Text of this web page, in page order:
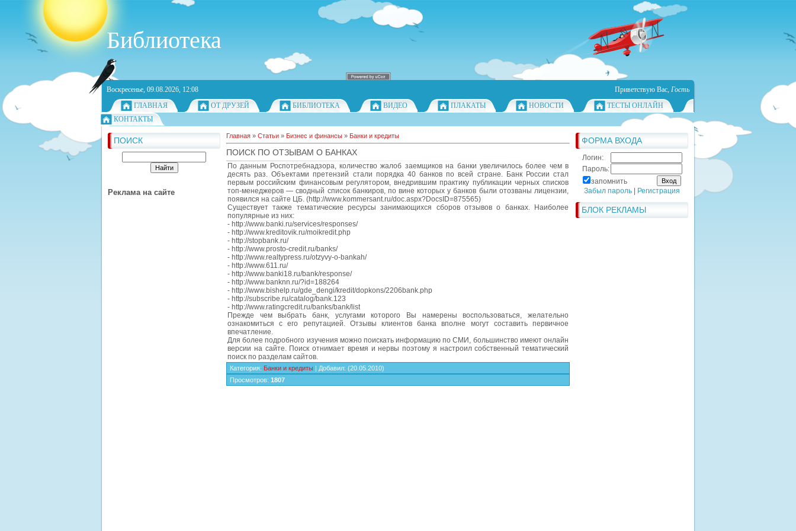
Библиотека
Воскресенье, 09.08.2026, 12:08 Приветствую Вас, Гость
ГЛАВНАЯ
ОТ ДРУЗЕЙ БИБЛИОТЕКА ВИДЕО ПЛАКАТЫ НОВОСТИ
ТЕСТЫ ОНЛАЙН
КОНТАКТЫ
ПОИСК
Реклама на сайте
ФОРМА ВХОДА
Логин:
Пароль:
запомнить
Забыл пароль
Регистрация
БЛОК РЕКЛАМЫ
Главная » Статьи » Бизнес и финансы » Банки и кредиты
ПОИСК ПО ОТЗЫВАМ О БАНКАХ
По данным Роспотребнадзора, количество жалоб заемщиков на банки увеличилось более чем в
десять раз. Объектами претензий стали порядка 40 банков по всей стране. Банк России стал
первым российским финансовым регулятором, внедрившим практику публикации черных списков
топ-менеджеров — сводный список банкиров, по вине которых у банков были отозваны лицензии,
появился на сайте ЦБ. (http://www.kommersant.ru/doc.aspx?DocsID=875565)
Существует также тематические ресурсы занимающихся сборов отзывов о банках. Наиболее
популярные из них:
- http://www.banki.ru/services/responses/
- http://www.kreditovik.ru/moikredit.php
- http://stopbank.ru/
- http://www.prosto-credit.ru/banks/
- http://www.realtypress.ru/otzyvy-o-bankah/
- http://www.611.ru/
- http://www.banki18.ru/bank/response/
- http://www.banknn.ru/?id=188264
- http://www.bishelp.ru/gde_dengi/kredit/dopkons/2206bank.php
- http://subscribe.ru/catalog/bank.123
- http://www.ratingcredit.ru/banks/bank/list
Прежде чем выбрать банк, услугами которого Вы намерены воспользоваться, желательно
ознакомиться с его репутацией. Отзывы клиентов банка вполне могут составить первичное
впечатление.
Для более подробного изучения можно поискать информацию по СМИ, большинство имеют онлайн
версии на сайте. Поиск отнимает время и нервы поэтому я настроил собственный тематический
поиск по разделам сайтов.
Категория: Банки и кредиты | Добавил: (20.05.2010)
Просмотров: 1807